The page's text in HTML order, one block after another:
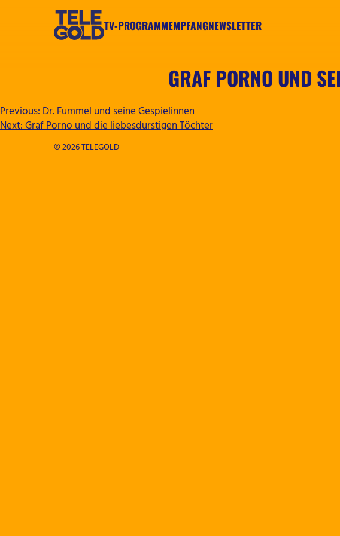
TV-PROGRAMMEMPFANGNEWSLETTER
GRAF PORNO UND
BEITRAGSNAVIGATION
Previous:Dr. Fummel und seine Gespielinnen
Next:Graf Porno und die liebesdurstigen Töchter
© 2026 TELEGOLD